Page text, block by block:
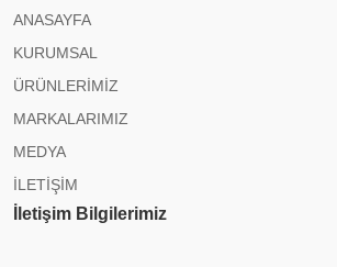
ANASAYFA
KURUMSAL
ÜRÜNLERİMİZ
MARKALARIMIZ
MEDYA
İLETİŞİM
İletişim Bilgilerimiz